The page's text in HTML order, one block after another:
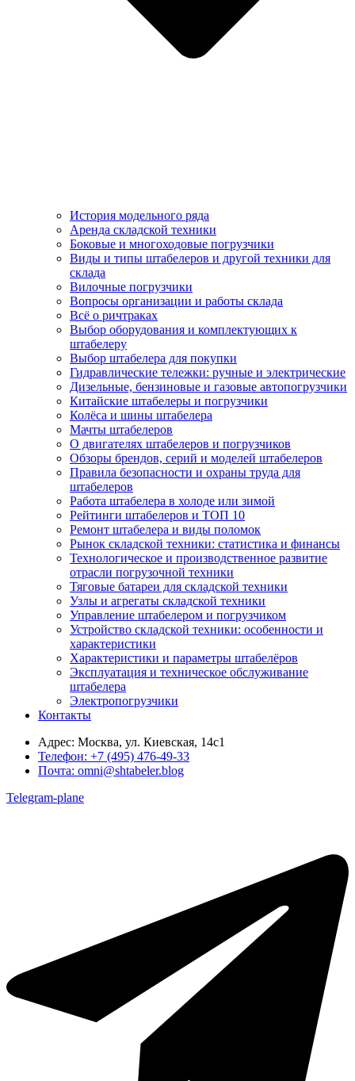
История модельного ряда
Аренда складской техники
Боковые и многоходовые погрузчики
Виды и типы штабелеров и другой техники для
склада
Вилочные погрузчики
Вопросы организации и работы склада
Всё о ричтраках
Выбор оборудования и комплектующих к
штабелеру
Выбор штабелера для покупки
Гидравлические тележки: ручные и электрические
Дизельные, бензиновые и газовые автопогрузчики
Китайские штабелеры и погрузчики
Колёса и шины штабелера
Мачты штабелеров
О двигателях штабелеров и погрузчиков
Обзоры брендов, серий и моделей штабелеров
Правила безопасности и охраны труда для
штабелеров
Работа штабелера в холоде или зимой
Рейтинги штабелеров и ТОП 10
Ремонт штабелера и виды поломок
Рынок складской техники: статистика и финансы
Технологическое и производственное развитие
отрасли погрузочной техники
Тяговые батареи для складской техники
Узлы и агрегаты складской техники
Управление штабелером и погрузчиком
Устройство складской техники: особенности и
характеристики
Характеристики и параметры штабелёров
Эксплуатация и техническое обслуживание
штабелера
Электропогрузчики
Контакты
Адрес: Москва, ул. Киевская, 14с1
Телефон: +7 (495) 476-49-33
Почта: omni@shtabeler.blog
Telegram-plane